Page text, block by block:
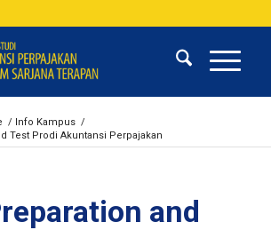
/ Info Kampus /
Test Prodi Akuntansi Perpajakan
and